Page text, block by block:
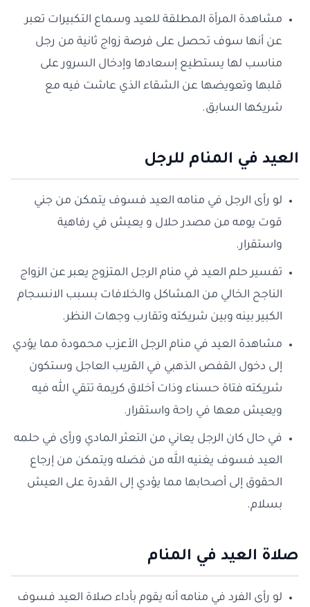
مشاهدة المرأة المطلقة للعيد وسماع التكبيرات تعبر
عن أنها سوف تحصل على فرصة زواج ثانية من رجل
مناسب لها يستطيع إسعادها وإدخال السرور على
قلبها وتعويضها عن الشقاء الذي عاشت فيه مع
شريكها السابق.
العيد في المنام للرجل
لو رأى الرجل في منامه العيد فسوف يتمكن من جني
قوت يومه من مصدر حلال و يعيش في رفاهية
واستقرار.
تفسير حلم العيد في منام الرجل المتزوج يعبر عن الزواج
الناجح الخالي من المشاكل والخلافات بسبب الانسجام
الكبير بينه وبين شريكته وتقارب وجهات النظر.
مشاهدة العيد في منام الرجل الأعزب محمودة مما يؤدي
إلى دخول القفص الذهبي في القريب العاجل وستكون
شريكته فتاة حسناء وذات أخلاق كريمة تتقي الله فيه
ويعيش معها في راحة واستقرار.
في حال كان الرجل يعاني من التعثر المادي ورأى في حلمه
العيد فسوف يغنيه الله من فضله ويتمكن من إرجاع
الحقوق إلى أصحابها مما يؤدي إلى القدرة على العيش
بسلام.
صلاة العيد في المنام
لو رأى الفرد في منامه أنه يقوم بأداء صلاة العيد فسوف